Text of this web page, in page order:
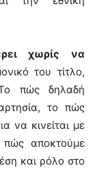
χωρίς να
του τίτλο,
πώς δηλαδή
το πώς
να κινείται με
πώς αποκτούμε
και ρόλο στο